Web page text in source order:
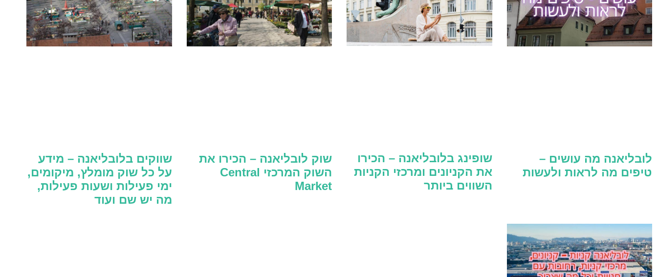
לובליאנה מה עושים –
טיפים מה לראות ולעשות
שופינג בלובליאנה – הכירו
את הקניונים ומרכזי הקניות
השווים ביותר
שוק לובליאנה – הכירו את
השוק המרכזי Central
Market
שווקים בלובליאנה – מידע
על כל שוק מומלץ, מיקומים,
ימי פעילות ושעות פעילות,
מה יש שם ועוד